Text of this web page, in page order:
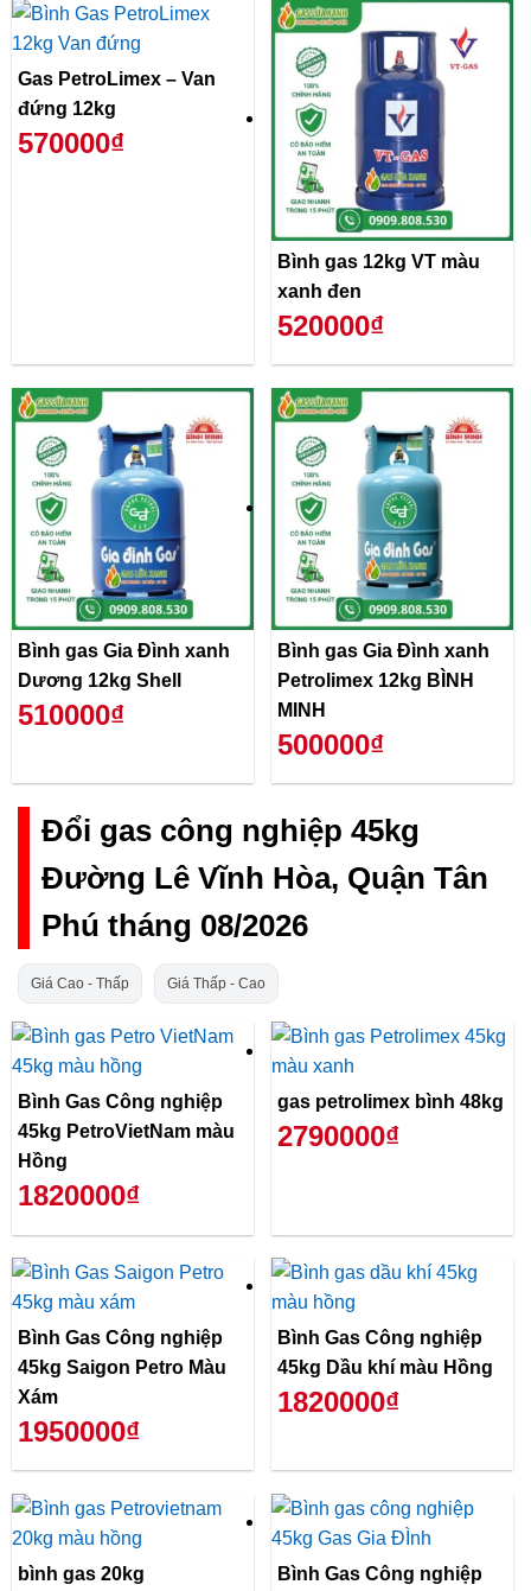
Gas PetroLimex – Van
đứng 12kg
570000₫
Bình gas 12kg VT màu
xanh đen
520000₫
Bình gas Gia Đình xanh
Dương 12kg Shell
510000₫
Bình gas Gia Đình xanh
Petrolimex 12kg BÌNH
MINH
500000₫
Đổi gas công nghiệp 45kg
Đường Lê Vĩnh Hòa, Quận Tân
Phú tháng 08/2026
Giá Cao - Thấp Giá Thấp - Cao
Bình Gas Công nghiệp
45kg PetroVietNam màu
Hồng
1820000₫
gas petrolimex bình 48kg
2790000₫
Bình Gas Công nghiệp
45kg Saigon Petro Màu
Xám
1950000₫
Bình Gas Công nghiệp
45kg Dầu khí màu Hồng
1820000₫
bình gas 20kg
Bình Gas Công nghiệp